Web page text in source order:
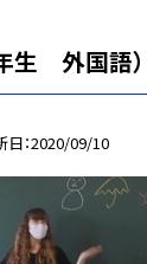
生 外国語）
日 2020/09/10